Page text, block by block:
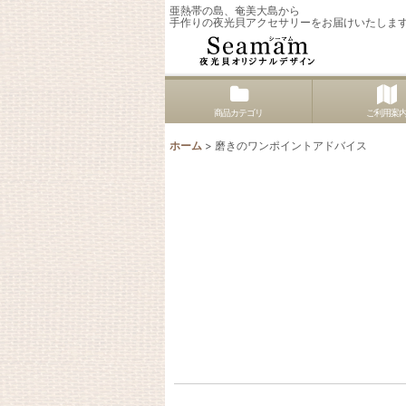
亜熱帯の島、奄美大島から
手作りの夜光貝アクセサリーをお届けいたしま
商品カテゴリ ご利用案内
ホーム > 磨きのワンポイントアドバイス